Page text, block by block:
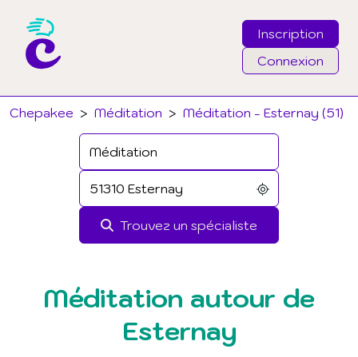
Inscription
Connexion
Chepakee > Méditation > Méditation - Esternay (51)
Trouvez un spécialiste
Email
Mot de passe
J'ai oublié mon mot de passe
Connexion
Méditation autour de
Esternay